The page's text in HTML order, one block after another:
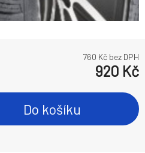
760 Kč bez DPH
920 Kč
Do košíku